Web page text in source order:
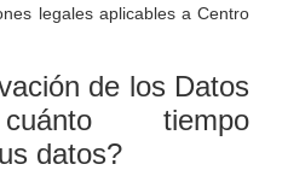
legales aplicables a Centro
de los Datos
tiempo
datos?